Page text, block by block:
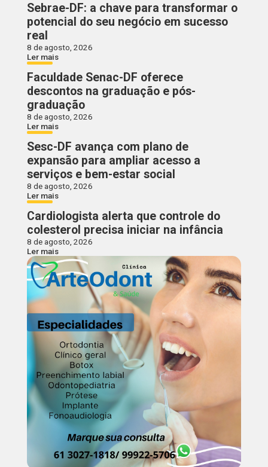
Sebrae-DF: a chave para transformar o
potencial do seu negócio em sucesso
real
8 de agosto, 2026
Ler mais
Faculdade Senac-DF oferece
descontos na graduação e pós-
graduação
8 de agosto, 2026
Ler mais
Sesc-DF avança com plano de
expansão para ampliar acesso a
serviços e bem-estar social
8 de agosto, 2026
Ler mais
Cardiologista alerta que controle do
colesterol precisa iniciar na infância
8 de agosto, 2026
Ler mais